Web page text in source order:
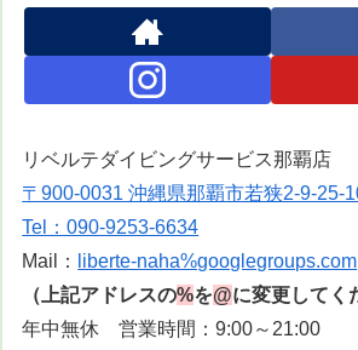
リベルテダイビングサービス那覇店
〒900-0031 沖縄県那覇市若狭2-9-25-
Tel：090-9253-6634
Mail：
liberte-naha%googlegroups.com
（上記アドレスの%を@に変更してく
年中無休 営業時間：9:00～21:00